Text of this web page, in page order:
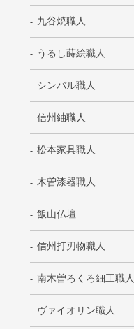
九谷焼職人
うるし蒔絵職人
シンバル職人
信州紬職人
松本家具職人
木曽漆器職人
飯山仏壇
信州打刃物職人
南木曽ろくろ細工職人
ヴァイオリン職人